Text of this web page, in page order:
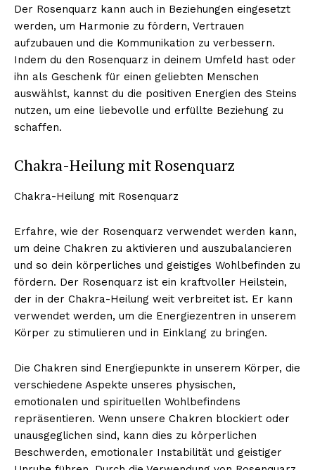
Der Rosenquarz kann auch in Beziehungen eingesetzt
werden, um Harmonie zu fördern, Vertrauen
aufzubauen und die Kommunikation zu verbessern.
Indem du den Rosenquarz in deinem Umfeld hast oder
ihn als Geschenk für einen geliebten Menschen
auswählst, kannst du die positiven Energien des Steins
nutzen, um eine liebevolle und erfüllte Beziehung zu
schaffen.
Chakra-Heilung mit Rosenquarz
Chakra-Heilung mit Rosenquarz
Erfahre, wie der Rosenquarz verwendet werden kann,
um deine Chakren zu aktivieren und auszubalancieren
und so dein körperliches und geistiges Wohlbefinden zu
fördern. Der Rosenquarz ist ein kraftvoller Heilstein,
der in der Chakra-Heilung weit verbreitet ist. Er kann
verwendet werden, um die Energiezentren in unserem
Körper zu stimulieren und in Einklang zu bringen.
Die Chakren sind Energiepunkte in unserem Körper, die
verschiedene Aspekte unseres physischen,
emotionalen und spirituellen Wohlbefindens
repräsentieren. Wenn unsere Chakren blockiert oder
unausgeglichen sind, kann dies zu körperlichen
Beschwerden, emotionaler Instabilität und geistiger